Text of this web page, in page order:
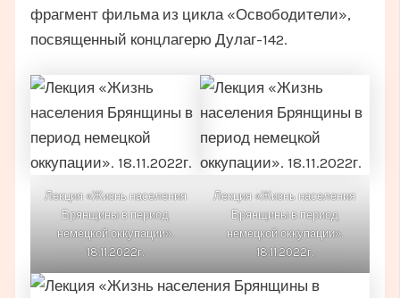
фрагмент фильма из цикла «Освободители»,
посвященный концлагерю Дулаг-142.
Лекция «Жизнь населения
Брянщины в период
немецкой оккупации».
18.11.2022г.
Лекция «Жизнь населения
Брянщины в период
немецкой оккупации».
18.11.2022г.